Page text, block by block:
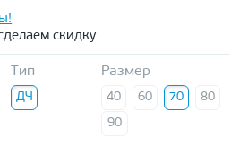
скидку
Тип
ДЧ
Размер
40 60 70
80
90